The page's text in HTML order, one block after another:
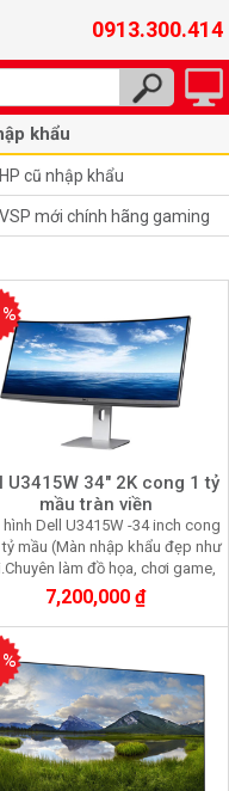
0913.300.414
khẩu
HP cũ nhập khẩu
VSP mới chính hãng gaming
U3415W 34" 2K cong 1 tỷ
mầu tràn viền
hình Dell U3415W -34 inch cong
tỷ mầu (Màn nhập khẩu đẹp như
làm đồ họa, chơi game,
nhìn lâu không mỏi mắt
7,200,000 ₫